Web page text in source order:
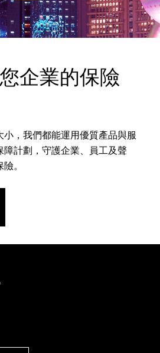
企業的保險
小，我們都能運用優質產品與服
障計劃，守護企業、員工及聲
。